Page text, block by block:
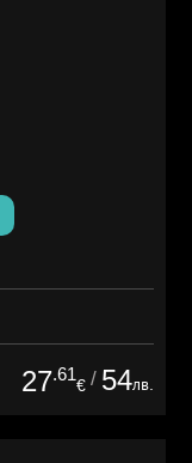
27.61
€ / 54лв.